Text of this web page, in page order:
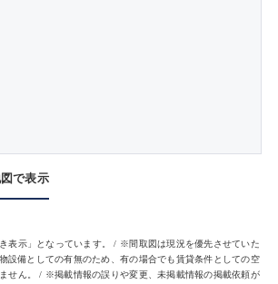
で表示
表示」となっています。 / ※間取図は現況を優先させていた
設備としての有無のため、有の場合でも賃貸条件としての空
せん。 / ※掲載情報の誤りや変更、未掲載情報の掲載依頼が